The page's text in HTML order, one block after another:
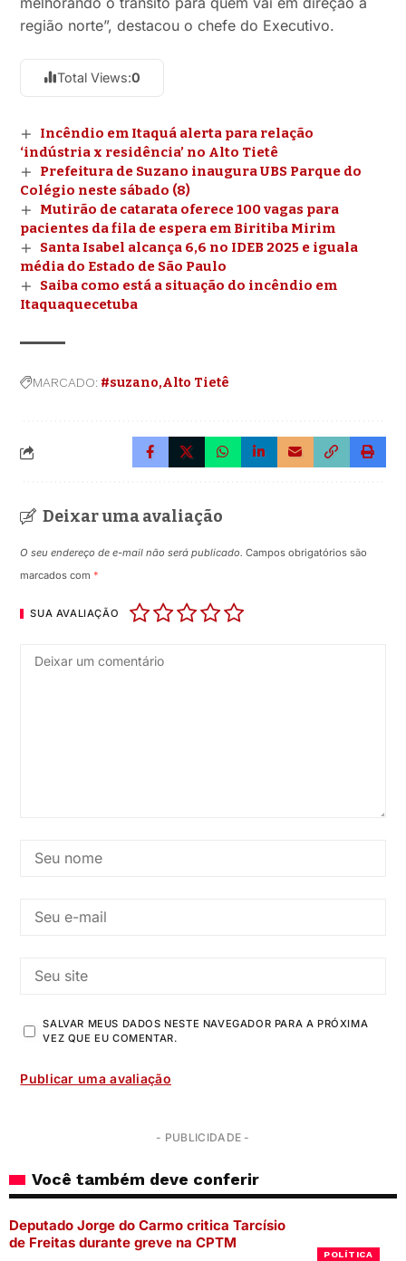
região norte”, destacou o chefe do Executivo.
Total Views:0
Incêndio em Itaquá alerta para relação
‘indústria x residência’ no Alto Tietê
Prefeitura de Suzano inaugura UBS Parque do
Colégio neste sábado (8)
Mutirão de catarata oferece 100 vagas para
pacientes da fila de espera em Biritiba Mirim
Santa Isabel alcança 6,6 no IDEB 2025 e iguala
média do Estado de São Paulo
Saiba como está a situação do incêndio em
Itaquaquecetuba
MARCADO: #suzano Alto Tietê
Deixar uma avaliação
O seu endereço de e-mail não será publicado. Campos obrigatórios são
marcados com*
SUA AVALIAÇÃO
SALVAR MEUS DADOS NESTE NAVEGADOR PARA A PRÓXIMA
VEZ QUE EU COMENTAR.
- PUBLICIDADE -
Você também deve conferir
POLÍTICA
Deputado Jorge do Carmo critica Tarcísio
de Freitas durante greve na CPTM